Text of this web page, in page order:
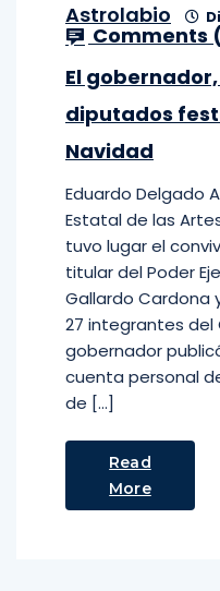
Astrolabio
Comments
El
diputados
Navidad
Eduardo Delgado
Estatal de las
tuvo lugar el
titular del Poder
Gallardo Cardona
27 integrantes del
gobernador
cuenta personal
de […]
Read
More